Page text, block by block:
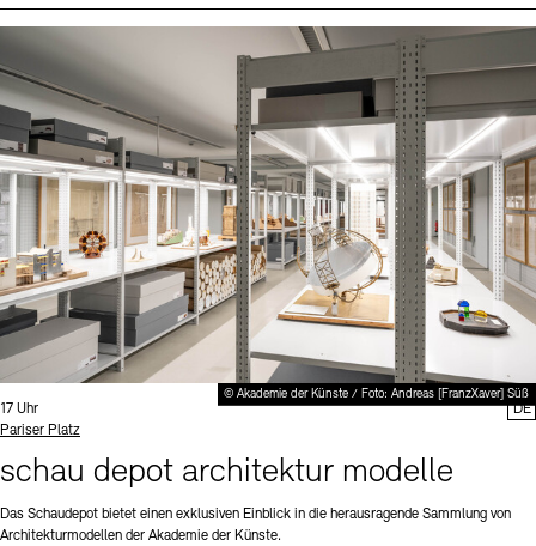
© Akademie der Künste / Foto: Andreas [FranzXaver] Süß
Uhrzeit:
17 Uhr
Standort
Pariser Platz
schau depot architektur modelle
Das Schaudepot bietet einen exklusiven Einblick in die herausragende Sammlung von
Architekturmodellen der Akademie der Künste.
DE